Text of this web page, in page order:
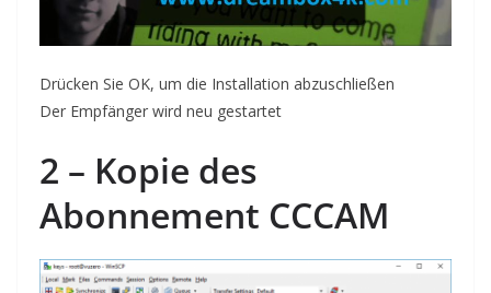
Drücken Sie OK, um die Installation abzuschließen
Der Empfänger wird neu gestartet
2 – Kopie des
Abonnement CCCAM